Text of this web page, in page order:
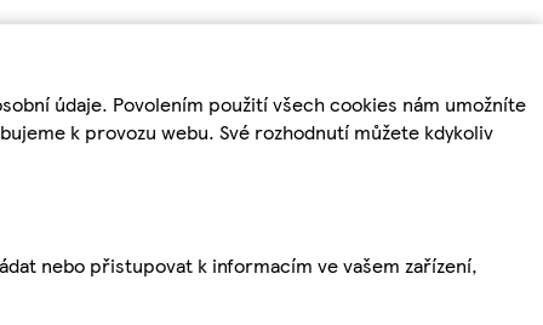
údaje. Povolením použití všech cookies nám umožníte
k provozu webu. Své rozhodnutí můžete kdykoliv
nebo přistupovat k informacím ve vašem zařízení,